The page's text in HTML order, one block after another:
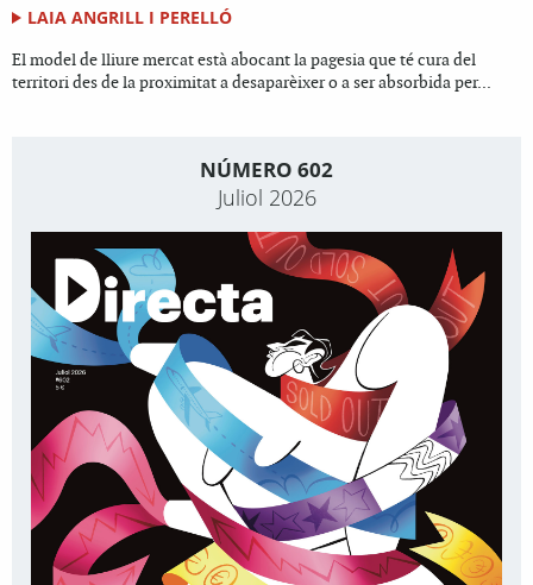
LAIA ANGRILL I PERELLÓ
El model de lliure mercat està abocant la pagesia que té cura del
territori des de la proximitat a desaparèixer o a ser absorbida per...
NÚMERO 602
Juliol 2026